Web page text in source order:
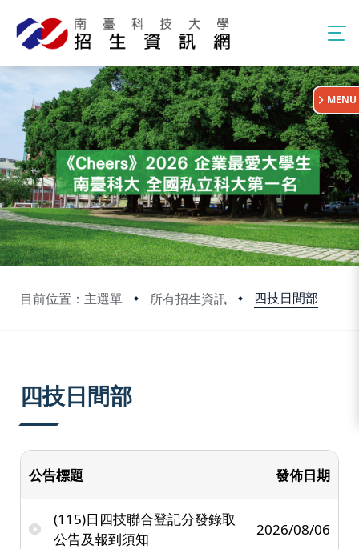
目前位置：主選單 所有招生資訊 四技日間部
:::
MENU
四技日間部
公告標題 發佈日期
(115)日四技聯合登記分發錄取
公告及報到須知
2026/08/06